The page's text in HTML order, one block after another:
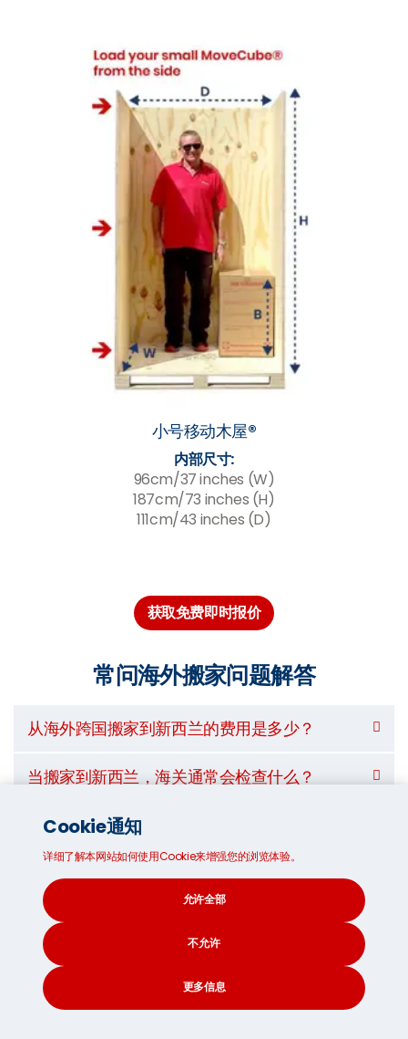
小号移动木屋®
内部尺寸:
96cm/37 inches (W)
187cm/73 inches (H)
111cm/43 inches (D)
获取免费即时报价
常问海外搬家问题解答
从海外跨国搬家到新西兰的费用是多少？
当搬家到新西兰，海关通常会检查什么？
当我海运我的家居物品到海外至新西兰时我需
当海运我的个人物品去新西兰时，哪种是最棒
的方法？
哪些东西不可以放在移动木屋®里寄去新西
兰？
Cookie通知
详细了解本网站如何使用Cookie来增强您的浏览体验。
允许全部
不允许
更多信息